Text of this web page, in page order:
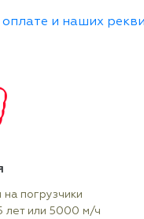
и наших
на погрузчики
лет или 5000 м/ч